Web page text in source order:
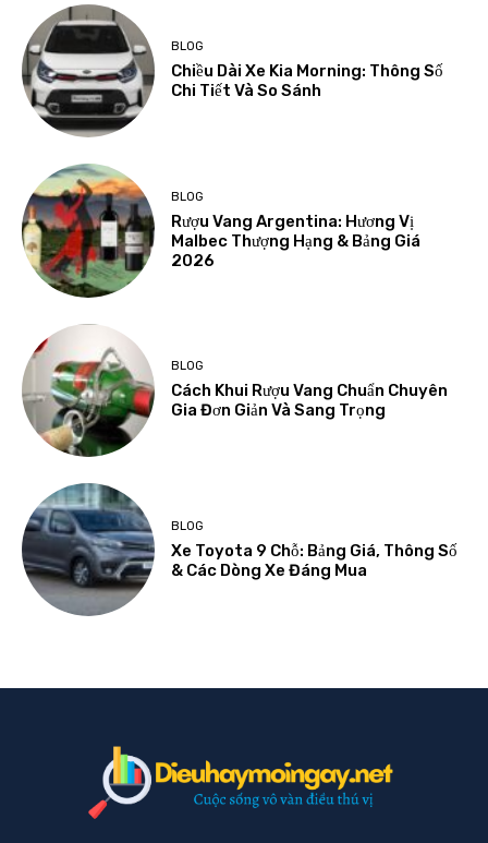
BLOG
Chiều Dài Xe Kia Morning: Thông Số
Chi Tiết Và So Sánh
BLOG
Rượu Vang Argentina: Hương Vị
Malbec Thượng Hạng & Bảng Giá
2026
BLOG
Cách Khui Rượu Vang Chuẩn Chuyên
Gia Đơn Giản Và Sang Trọng
BLOG
Xe Toyota 9 Chỗ: Bảng Giá, Thông Số
& Các Dòng Xe Đáng Mua